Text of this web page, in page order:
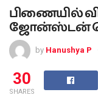
பிணையில்
ஜோன்ஸ்டன்
by Hanushya P
30
SHARES